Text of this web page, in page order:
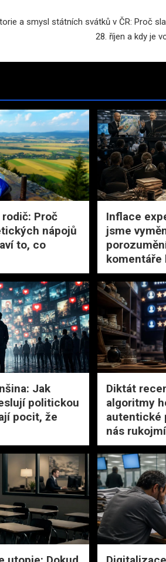
a smysl státních svátků v ČR: Proč
28. říjen a kdy je
Proč
nápojů
to, co
Inflace
jsme
komentáře
Jak
politickou
pocit, že
Diktát
algoritmy
autentické
nás rukojmí